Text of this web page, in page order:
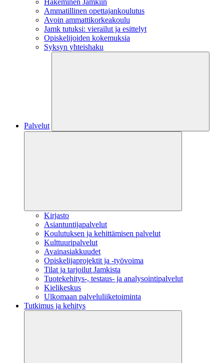
Ammatillinen opettajankoulutus
Avoin ammattikorkeakoulu
Jamk tutuksi: vierailut ja esittelyt
Opiskelijoiden kokemuksia
Syksyn yhteishaku
Palvelut
Kirjasto
Asiantuntijapalvelut
Koulutuksen ja kehittämisen palvelut
Kulttuuripalvelut
Avainasiakkuudet
Opiskelijaprojektit​ ja -työvoima
Tilat ja tarjoilut Jamkista
Tuotekehitys-, testaus- ja analysointipalvelut
Kielikeskus
Ulkomaan palveluliiketoiminta
Tutkimus ja kehitys